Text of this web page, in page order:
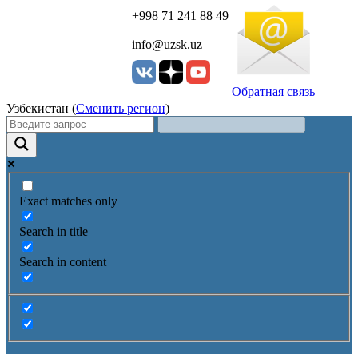
+998 71 241 88 49
info@uzsk.uz
Обратная связь
Узбекистан (Сменить регион)
Exact matches only
Search in title
Search in content